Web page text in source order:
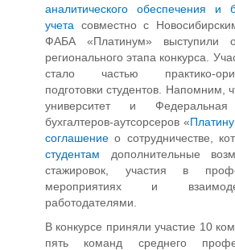
аналитического обеспечения и
учета совместно с
ФАБА «Платинум» выступили
регионального этапа конкурса.
стало частью практико-
подготовки студентов. Напомним,
университет и Федеральная
бухгалтеров-аутсорсеров «
соглашение о сотрудничестве,
студентам дополнительные
стажировок, участия в
мероприятиях и
работодателями.
В конкурсе приняли участие 10
пять команд среднего